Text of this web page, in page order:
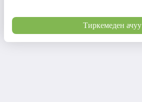
Тиркемеден ачуу